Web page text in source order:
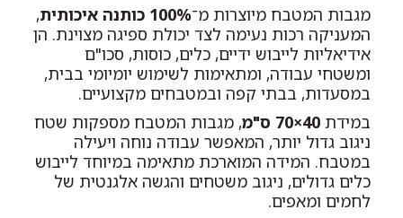
מגבות המטבח מיוצרות מ־100% כותנה איכותית
,
המעניקה רכות נעימה לצד יכולת ספיגה מצוינת. הן
אידיאליות לייבוש ידיים, כלים, כוסות, סכו"ם
ומשטחי עבודה, ומתאימות לשימוש יומיומי בבית,
במסעדות, בבתי קפה ובמטבחים מקצועיים.
במידת 40×70 ס"מ
, מגבות המטבח מספקות שטח
ניגוב גדול יותר, המאפשר עבודה נוחה ויעילה
במטבח. המידה המוארכת מתאימה במיוחד לייבוש
כלים גדולים, ניגוב משטחים והגשה אלגנטית של
לחמים ומאפים.